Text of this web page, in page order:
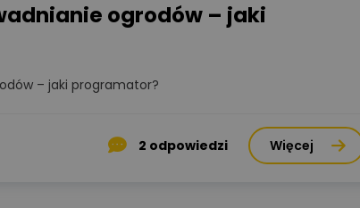
ogrodów – jaki
– jaki programator?
2 odpowiedzi Więcej